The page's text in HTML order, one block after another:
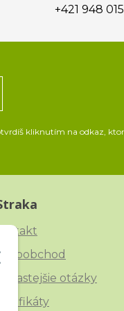
+421 948
kliknutím na odkaz,
otázky